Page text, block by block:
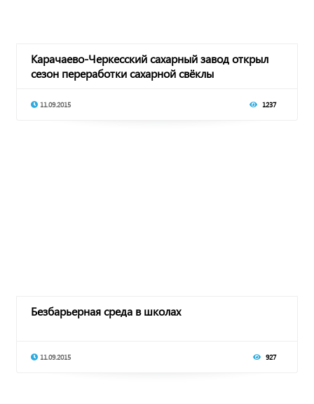
Карачаево-Черкесский сахарный завод открыл
сезон переработки сахарной свёклы
11.09.2015 1237
Безбарьерная среда в школах
11.09.2015 927